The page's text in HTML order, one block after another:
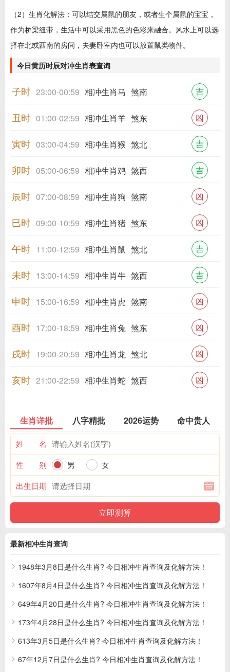
（2）生肖化解法：可以结交属鼠的朋友，或者生个属鼠的宝宝，
作为桥梁纽带，生活中可以采用黑色的色彩来融合。风水上可以选
择在北或西南的房间，夫妻卧室内也可以放置鼠类物件。
今日黄历时辰对冲生肖表查询
子时 23:00-00:59 相冲生肖马 煞南 吉
丑时 01:00-02:59 相冲生肖羊 煞东 凶
寅时 03:00-04:59 相冲生肖猴 煞北 吉
卯时 05:00-06:59 相冲生肖鸡 煞西 吉
辰时 07:00-08:59 相冲生肖狗 煞南 凶
巳时 09:00-10:59 相冲生肖猪 煞东 凶
午时 11:00-12:59 相冲生肖鼠 煞北 吉
未时 13:00-14:59 相冲生肖牛 煞西 吉
申时 15:00-16:59 相冲生肖虎 煞南 凶
酉时 17:00-18:59 相冲生肖兔 煞东 凶
戌时 19:00-20:59 相冲生肖龙 煞北 凶
亥时 21:00-22:59 相冲生肖蛇 煞西 凶
生肖详批 八字精批 2026运势 命中贵人
姓 名
性 别
男
女
出生日期
最新相冲生肖查询
1948年3月8日是什么生肖? 今日相冲生肖查询及化解方法！
1607年8月4日是什么生肖? 今日相冲生肖查询及化解方法！
649年4月20日是什么生肖? 今日相冲生肖查询及化解方法！
173年4月28日是什么生肖? 今日相冲生肖查询及化解方法！
613年3月5日是什么生肖? 今日相冲生肖查询及化解方法！
67年12月7日是什么生肖? 今日相冲生肖查询及化解方法！